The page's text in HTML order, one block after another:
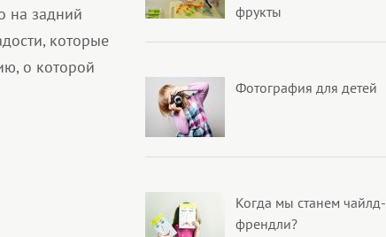
фрукты
Фотография для детей
Когда мы станем чайлд-
френдли?
на задний
которые
о которой